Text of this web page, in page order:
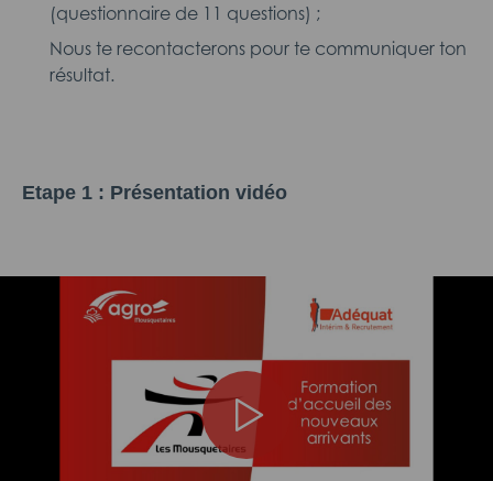
(questionnaire de 11 questions) ;
Nous te recontacterons pour te communiquer ton
résultat.
Etape 1 : Présentation vidéo